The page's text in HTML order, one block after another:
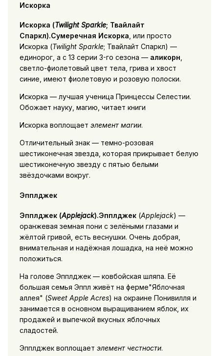
Искорка
Искорка (Twilight Sparkle; Твайлайт
Спаркл).Сумеречная Искорка, или просто
Искорка (Twilight Sparkle; Твайлайт Спаркл) —
единорог, а с 13 серии 3-го сезона — аликорн,
светло-фиолетовый цвет тела, грива и хвост
синие, имеют фиолетовую и розовую полоски.
Искорка — лучшая ученица Принцессы Селестии.
Обожает науку, магию, читает книги
Искорка воплощает элемент магии.
Отличительный знак — темно-розовая
шестиконечная звезда, которая прикрывает белую
шестиконечную звезду с пятью белыми
звёздочками вокруг.
Эпплджек
Эпплджек(Applejack).Эпплджек(Applejack) —
оранжевая земная пони с зелёными глазами и
жёлтой гривой, есть веснушки. Очень добрая,
внимательная и надёжная лошадка, на неё можно
положиться.
На голове Эпплджек — ковбойская шляпа. Её
большая семья Эппл живёт на ферме Яблочная
аллея
(Sweet Apple Acres) на окраине Понивилля и
занимается в основном выращиванием яблок, их
продажей и выпечкой вкусных яблочных
сладостей.
Эпплджек воплощает элемент честности.